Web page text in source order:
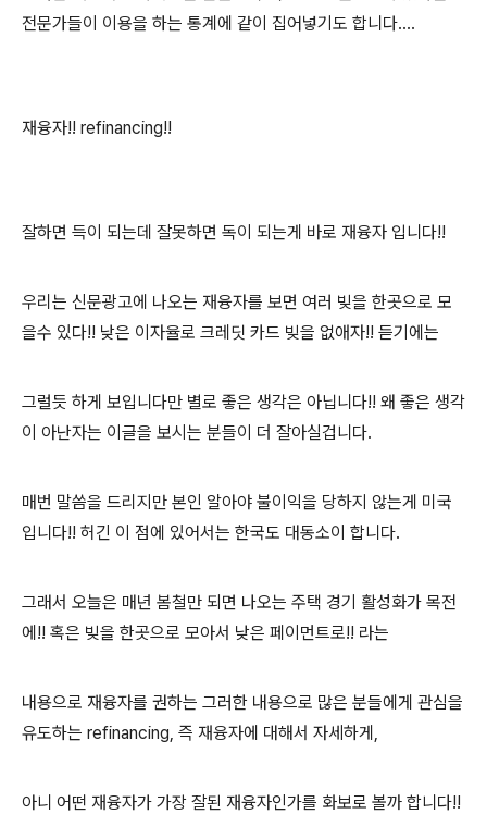
전문가들이 이용을 하는 통계에 같이 집어넣기도 합니다....
재융자!! refinancing!!
잘하면 득이 되는데 잘못하면 독이 되는게 바로 재융자 입니다!!
우리는 신문광고에 나오는 재융자를 보면 여러 빚을 한곳으로 모
을수 있다!! 낮은 이자율로 크레딧 카드 빚을 없애자!! 듣기에는
그럴듯 하게 보입니다만 별로 좋은 생각은 아닙니다!! 왜 좋은 생각
이 아난자는 이글을 보시는 분들이 더 잘아실겁니다.
매번 말씀을 드리지만 본인 알아야 불이익을 당하지 않는게 미국
입니다!! 허긴 이 점에 있어서는 한국도 대동소이 합니다.
그래서 오늘은 매년 봄철만 되면 나오는 주택 경기 활성화가 목전
에!! 혹은 빚을 한곳으로 모아서 낮은 페이먼트로!! 라는
내용으로 재융자를 권하는 그러한 내용으로 많은 분들에게 관심을
유도하는 refinancing, 즉 재융자에 대해서 자세하게,
아니 어떤 재융자가 가장 잘된 재융자인가를 화보로 볼까 합니다!!